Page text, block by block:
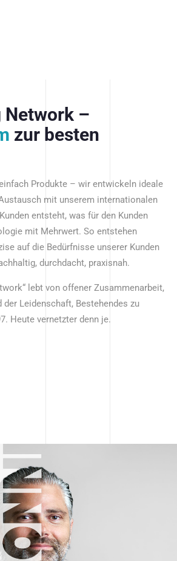
Network –
zur besten
Produkte – wir entwickeln ideale
mit unserem internationalen
entsteht, was für den Kunden
mit Mehrwert. So entstehen
auf die Bedürfnisse unserer Kunden
durchdacht, praxisnah.
lebt von offener Zusammenarbeit,
Leidenschaft, Bestehendes zu
Heute vernetzter denn je.